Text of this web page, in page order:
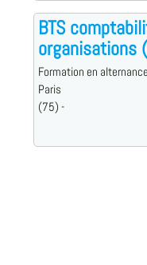
BTS
organisations
Formation en alternance
Paris
(75) -